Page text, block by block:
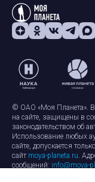
© ОАО «Моя Планета».
на сайте, защищены в
законодательством об
Использование любых
сайте, допускается
сайт moya-planeta.ru.
сообщений: info@moya-